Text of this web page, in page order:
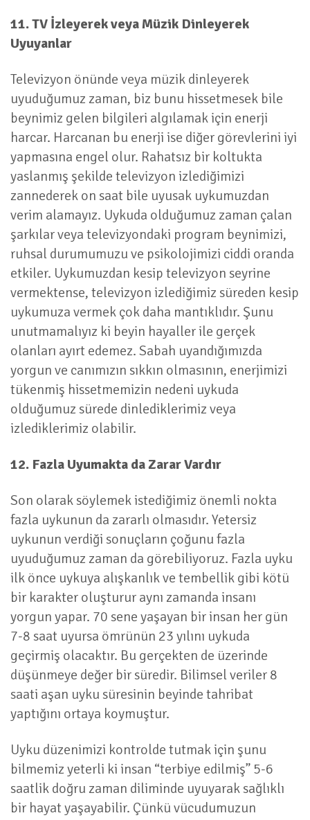
11. TV İzleyerek veya Müzik Dinleyerek
Uyuyanlar
Televizyon önünde veya müzik dinleyerek
uyuduğumuz zaman, biz bunu hissetmesek bile
beynimiz gelen bilgileri algılamak için enerji
harcar. Harcanan bu enerji ise diğer görevlerini iyi
yapmasına engel olur. Rahatsız bir koltukta
yaslanmış şekilde televizyon izlediğimizi
zannederek on saat bile uyusak uykumuzdan
verim alamayız. Uykuda olduğumuz zaman çalan
şarkılar veya televizyondaki program beynimizi,
ruhsal durumumuzu ve psikolojimizi ciddi oranda
etkiler. Uykumuzdan kesip televizyon seyrine
vermektense, televizyon izlediğimiz süreden kesip
uykumuza vermek çok daha mantıklıdır. Şunu
unutmamalıyız ki beyin hayaller ile gerçek
olanları ayırt edemez. Sabah uyandığımızda
yorgun ve canımızın sıkkın olmasının, enerjimizi
tükenmiş hissetmemizin nedeni uykuda
olduğumuz sürede dinlediklerimiz veya
izlediklerimiz olabilir.
12. Fazla Uyumakta da Zarar Vardır
Son olarak söylemek istediğimiz önemli nokta
fazla uykunun da zararlı olmasıdır. Yetersiz
uykunun verdiği sonuçların çoğunu fazla
uyuduğumuz zaman da görebiliyoruz. Fazla uyku
ilk önce uykuya alışkanlık ve tembellik gibi kötü
bir karakter oluşturur aynı zamanda insanı
yorgun yapar. 70 sene yaşayan bir insan her gün
7-8 saat uyursa ömrünün 23 yılını uykuda
geçirmiş olacaktır. Bu gerçekten de üzerinde
düşünmeye değer bir süredir. Bilimsel veriler 8
saati aşan uyku süresinin beyinde tahribat
yaptığını ortaya koymuştur.
Uyku düzenimizi kontrolde tutmak için şunu
bilmemiz yeterli ki insan “terbiye edilmiş” 5-6
saatlik doğru zaman diliminde uyuyarak sağlıklı
bir hayat yaşayabilir. Çünkü vücudumuzun